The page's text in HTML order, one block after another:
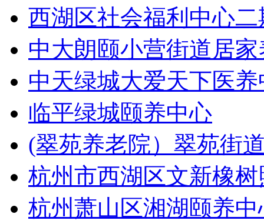
西湖区社会福利中心二
中大朗颐小营街道居
中天绿城大爱天下医养
临平绿城颐养中心
(翠苑养老院）翠苑街
杭州市西湖区文新橡
杭州萧山区湘湖颐养中